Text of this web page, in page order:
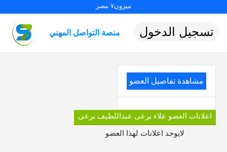
ميزون٧ مصر
منصة التواصل المهني تسجيل الدخول
مشاهدة تفاصيل العضو
اعلانات العضو علاء برعى عبداللطيف برعى
لايوجد اعلانات لهذا العضو